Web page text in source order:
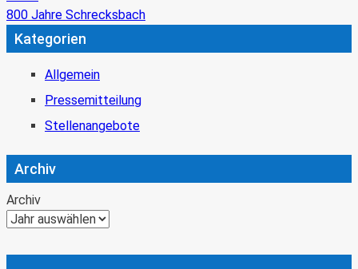
800 Jahre Schrecksbach
Kategorien
Allgemein
Pressemitteilung
Stellenangebote
Archiv
Archiv